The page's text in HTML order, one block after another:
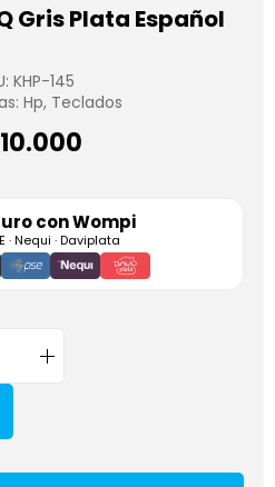
Gris Plata Español
KHP-145
Hp, Teclados
conWompi
· Nequi · Daviplata